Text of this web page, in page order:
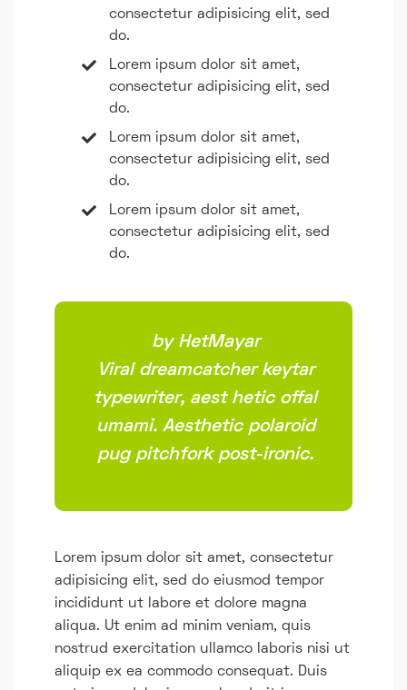
consectetur adipisicing elit, sed
do.
Lorem ipsum dolor sit amet,
consectetur adipisicing elit, sed
do.
Lorem ipsum dolor sit amet,
consectetur adipisicing elit, sed
do.
Lorem ipsum dolor sit amet,
consectetur adipisicing elit, sed
do.
by HetMayar
Viral dreamcatcher keytar
typewriter, aest hetic offal
umami. Aesthetic polaroid
pug pitchfork post-ironic.
Lorem ipsum dolor sit amet, consectetur
adipisicing elit, sed do eiusmod tempor
incididunt ut labore et dolore magna
aliqua. Ut enim ad minim veniam, quis
nostrud exercitation ullamco laboris nisi ut
aliquip ex ea commodo consequat. Duis